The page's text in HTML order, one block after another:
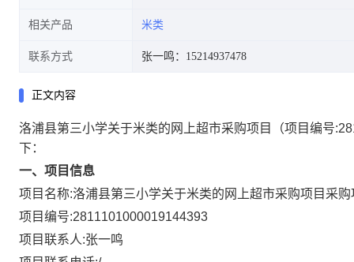
相关产品 米类
联系方式 张一鸣：15214937478
正文内容
洛浦县第三小学关于米类的网上超市采购项目 （项目编号:
下：
一、项目信息
项目名称:洛浦县第三小学关于米类的网上超市采购项目 采购
项目编号:2811101000019144393
项目联系人:张一鸣